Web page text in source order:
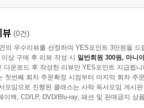
뷰 (0건)
의 우수리뷰를 선정하여 YES포인트 3만원을 드
상 구매 후 리뷰 작성 시 일반회원 300원, 마니
다운로드 후 작성한 리뷰만 YES포인트 지급됩니
첫번째 회차 주문확정 시점부터 마지막 회차 주
모임으로 진행된 클래스는 사락 독서모임 게시
이백, CD/LP, DVD/Blu-ray, 패션 및 판매금지 상